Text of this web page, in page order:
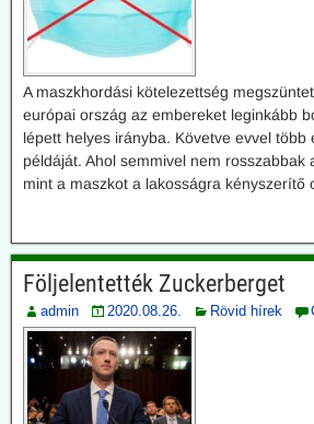
A maszkhordási kötelezettség
európai ország az embereket leginkább
lépett helyes irányba. Követve evvel több
példáját. Ahol semmivel nem rosszabbak
mint a maszkot a lakosságra kényszerítő
Följelentették Zuckerberget
admin 2020.08.26. Rövid hírek